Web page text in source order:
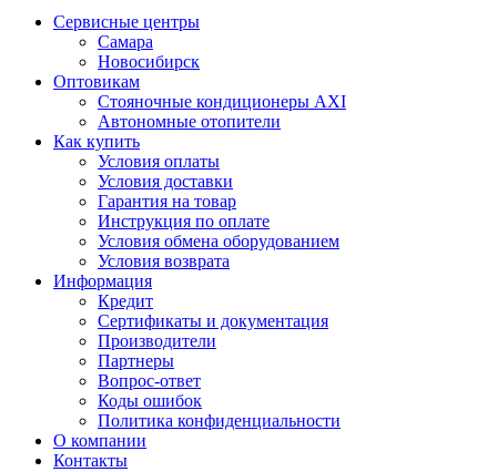
Сервисные центры
Самара
Новосибирск
Оптовикам
Стояночные кондиционеры AXI
Автономные отопители
Как купить
Условия оплаты
Условия доставки
Гарантия на товар
Инструкция по оплате
Условия обмена оборудованием
Условия возврата
Информация
Кредит
Сертификаты и документация
Производители
Партнеры
Вопрос-ответ
Коды ошибок
Политика конфиденциальности
О компании
Контакты